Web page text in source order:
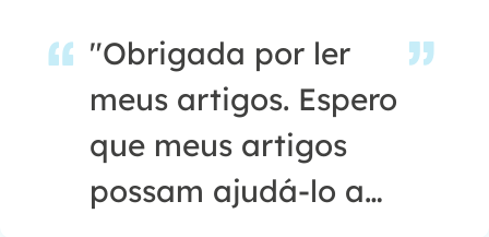
"Obrigada por ler
meus artigos. Espero
que meus artigos
possam ajudá-lo a